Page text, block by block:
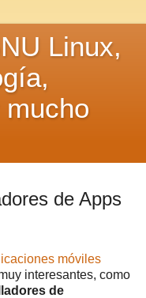
Linux,
de Apps
móviles
interesantes, como
de